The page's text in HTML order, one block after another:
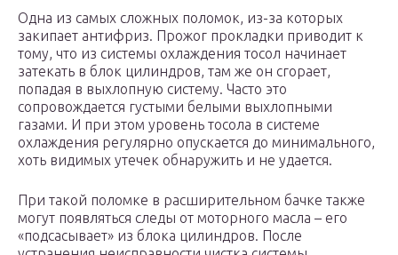
Одна из самых сложных поломок, из-за которых
закипает антифриз. Прожог прокладки приводит к
тому, что из системы охлаждения тосол начинает
затекать в блок цилиндров, там же он сгорает,
попадая в выхлопную систему. Часто это
сопровождается густыми белыми выхлопными
газами. И при этом уровень тосола в системе
охлаждения регулярно опускается до минимального,
хоть видимых утечек обнаружить и не удается.
При такой поломке в расширительном бачке также
могут появляться следы от моторного масла – его
«подсасывает» из блока цилиндров. После